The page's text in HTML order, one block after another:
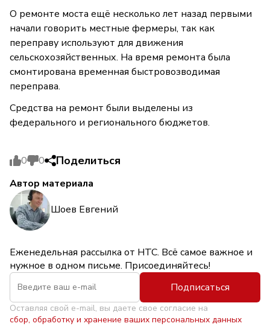
О ремонте моста ещё несколько лет назад первыми
начали говорить местные фермеры, так как
переправу используют для движения
сельскохозяйственных. На время ремонта была
смонтирована временная быстровозводимая
переправа.
Средства на ремонт были выделены из
федерального и регионального бюджетов.
0 0 Поделиться
Автор материала
Шоев Евгений
Еженедельная рассылка от НТС. Всё самое важное и
нужное в одном письме. Присоединяйтесь!
Подписаться
Оставляя свой e-mail, вы даете свое согласие на
сбор, обработку и хранение ваших персональных данных